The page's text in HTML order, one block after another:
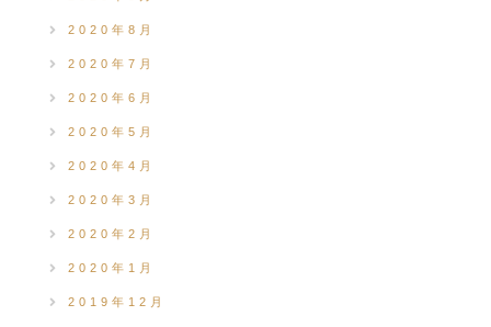
2020年8月
2020年7月
2020年6月
2020年5月
2020年4月
2020年3月
2020年2月
2020年1月
2019年12月